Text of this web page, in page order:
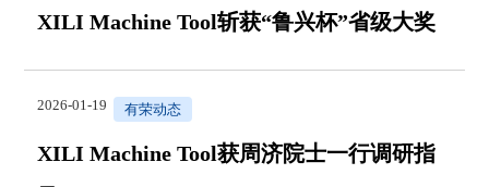
XILI Machine Tool斩获“鲁兴杯”省级大奖
2026-01-19 有荣动态
XILI Machine Tool获周济院士一行调研指